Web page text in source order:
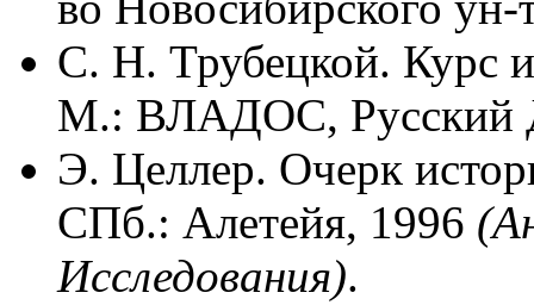
С. Н. Трубецкой. Курс
М.: ВЛАДОС, Русский
Э. Целлер. Очерк
СПб.: Алетейя, 1996
Исследования).